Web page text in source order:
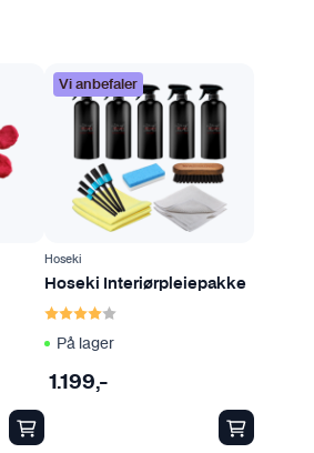
Vi anbefaler
Hoseki
Hoseki Interiørpleiepakke
Karakter:
På lager
1.199,-